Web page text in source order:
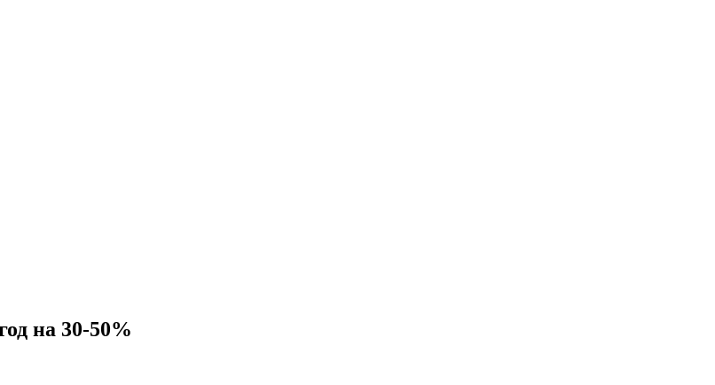
на 30-50%